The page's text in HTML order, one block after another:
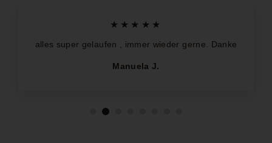
★★★★★
alles super gelaufen , immer wieder gerne. Danke
Manuela J.